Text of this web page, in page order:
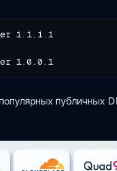
1.1.1.1
1.0.0.1
публичных